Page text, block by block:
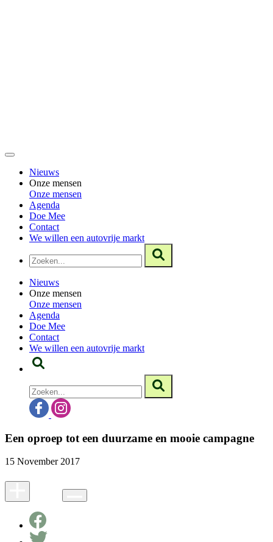
Nieuws
Onze mensen
Onze mensen
Agenda
Doe Mee
Contact
We willen een autovrije markt
Nieuws
Onze mensen
Onze mensen
Agenda
Doe Mee
Contact
We willen een autovrije markt
Een oproep tot een duurzame en mooie campagne
15 November 2017